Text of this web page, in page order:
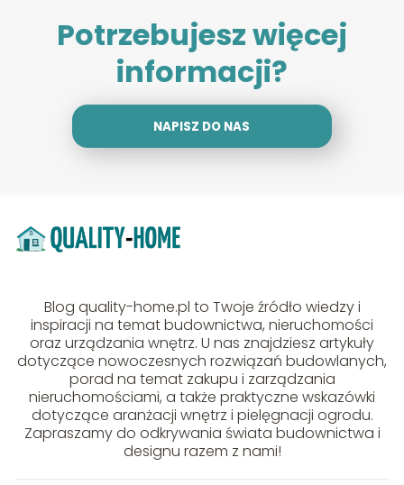
Potrzebujesz więcej
informacji?
NAPISZ DO NAS
Blog quality-home.pl to Twoje źródło wiedzy i
inspiracji na temat budownictwa, nieruchomości
oraz urządzania wnętrz. U nas znajdziesz artykuły
dotyczące nowoczesnych rozwiązań budowlanych,
porad na temat zakupu i zarządzania
nieruchomościami, a także praktyczne wskazówki
dotyczące aranżacji wnętrz i pielęgnacji ogrodu.
Zapraszamy do odkrywania świata budownictwa i
designu razem z nami!